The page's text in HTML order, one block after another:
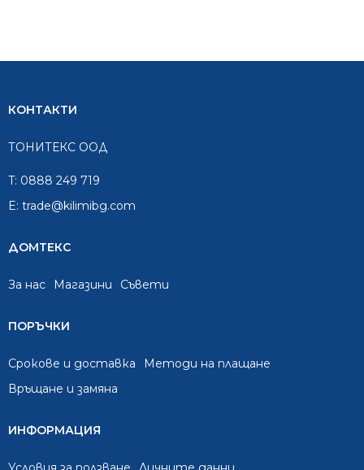
КОНТАКТИ
ТОНИТЕКС ООД
T: 0888 249 719
E: trade@kilimibg.com
ДОМТЕКС
За нас Mагазини Съвети
ПОРЪЧКИ
Срокове и доставка
Методи на плащане
Връщане и замяна
ИНФОРМАЦИЯ